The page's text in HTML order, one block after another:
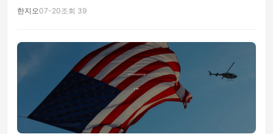
한지오07-20조회 39